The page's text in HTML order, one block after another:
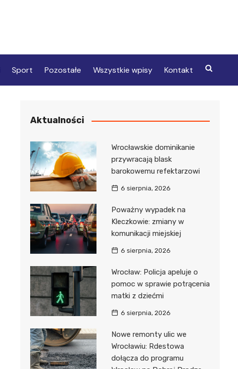
Sport Pozostałe Wszystkie wpisy Kontakt
Aktualności
Wrocławskie dominikanie
przywracają blask
barokowemu refektarzowi
6 sierpnia, 2026
Poważny wypadek na
Kleczkowie: zmiany w
komunikacji miejskiej
6 sierpnia, 2026
Wrocław: Policja apeluje o
pomoc w sprawie potrącenia
matki z dziećmi
6 sierpnia, 2026
Nowe remonty ulic we
Wrocławiu: Rdestowa
dołącza do programu